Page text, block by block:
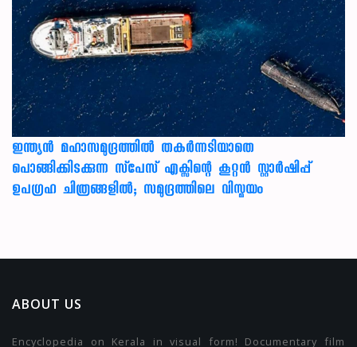
ഇന്ത്യൻ മഹാസമുദ്രത്തിൽ തകർന്നടിയാതെ
പൊങ്ങിക്കിടക്കുന്ന സ്‌പേസ് എക്സിന്റെ കൂറ്റൻ സ്റ്റാർഷിപ്പ്
ഉപഗ്രഹ ചിത്രങ്ങളിൽ; സമുദ്രത്തിലെ വിസ്മയം
ABOUT US
Encyclopedia on Kerala in visual form! Documentary film